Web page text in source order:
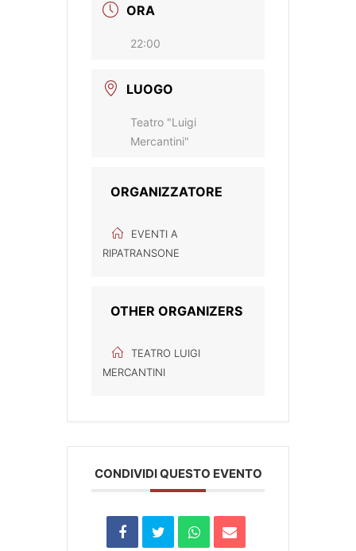
ORA
22:00
LUOGO
Teatro "Luigi
Mercantini"
ORGANIZZATORE
EVENTI A
RIPATRANSONE
OTHER ORGANIZERS
TEATRO LUIGI
MERCANTINI
CONDIVIDI QUESTO EVENTO